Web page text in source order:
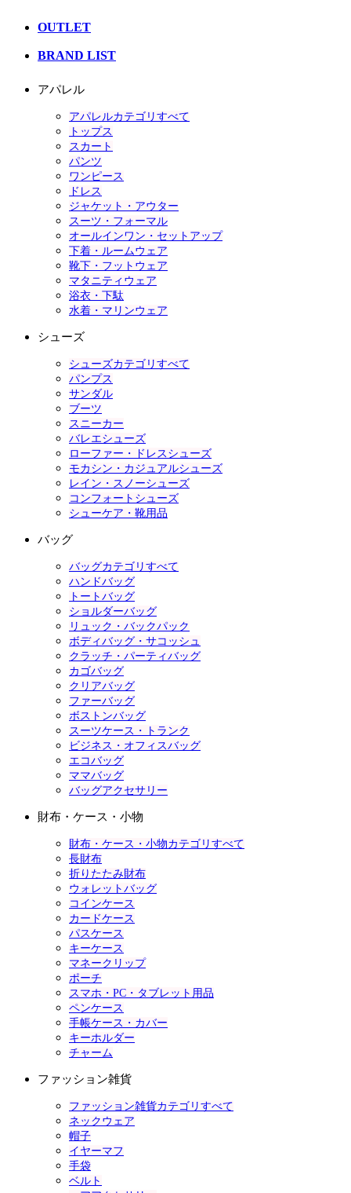
OUTLET
BRAND LIST
アパレル
アパレルカテゴリすべて
トップス
スカート
パンツ
ワンピース
ドレス
ジャケット・アウター
スーツ・フォーマル
オールインワン・セットアップ
下着・ルームウェア
靴下・フットウェア
マタニティウェア
浴衣・下駄
水着・マリンウェア
シューズ
シューズカテゴリすべて
パンプス
サンダル
ブーツ
スニーカー
バレエシューズ
ローファー・ドレスシューズ
モカシン・カジュアルシューズ
レイン・スノーシューズ
コンフォートシューズ
シューケア・靴用品
バッグ
バッグカテゴリすべて
ハンドバッグ
トートバッグ
ショルダーバッグ
リュック・バックパック
ボディバッグ・サコッシュ
クラッチ・パーティバッグ
カゴバッグ
クリアバッグ
ファーバッグ
ボストンバッグ
スーツケース・トランク
ビジネス・オフィスバッグ
エコバッグ
ママバッグ
バッグアクセサリー
財布・ケース・小物
財布・ケース・小物カテゴリすべて
長財布
折りたたみ財布
ウォレットバッグ
コインケース
カードケース
パスケース
キーケース
マネークリップ
ポーチ
スマホ・PC・タブレット用品
ペンケース
手帳ケース・カバー
キーホルダー
チャーム
ファッション雑貨
ファッション雑貨カテゴリすべて
ネックウェア
帽子
イヤーマフ
手袋
ベルト